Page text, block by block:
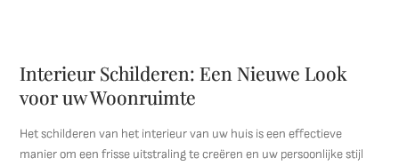
Interieur Schilderen: Een Nieuwe Look
voor uw Woonruimte
Het schilderen van het interieur van uw huis is een effectieve
manier om een frisse uitstraling te creëren en uw persoonlijke stijl